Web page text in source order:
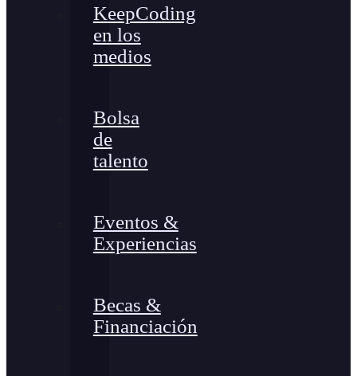
KeepCoding
en los
medios
Bolsa
de
talento
Eventos &
Experiencias
Becas &
Financiación